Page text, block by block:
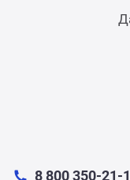
8 800 350-21-